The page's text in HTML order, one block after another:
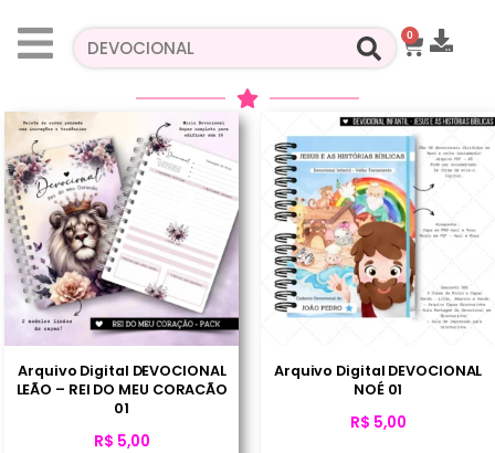
0
Arquivo Digital DEVOCIONAL
LEÃO – REI DO MEU CORACÃO
01
R$ 5,00
Arquivo Digital DEVOCIONAL
NOÉ 01
R$ 5,00